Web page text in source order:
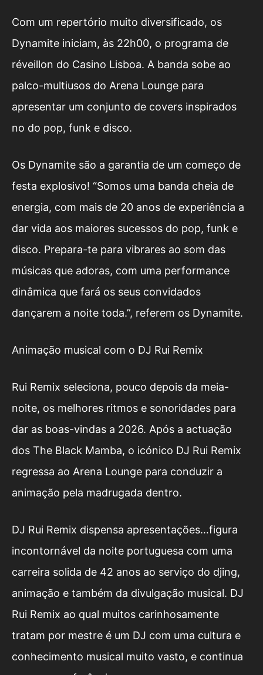
Com um repertório muito diversificado, os
Dynamite iniciam, às 22h00, o programa de
réveillon do Casino Lisboa. A banda sobe ao
palco-multiusos do Arena Lounge para
apresentar um conjunto de covers inspirados
no do pop, funk e disco.
Os Dynamite são a garantia de um começo de
festa explosivo! “Somos uma banda cheia de
energia, com mais de 20 anos de experiência a
dar vida aos maiores sucessos do pop, funk e
disco. Prepara-te para vibrares ao som das
músicas que adoras, com uma performance
dinâmica que fará os seus convidados
dançarem a noite toda.”, referem os Dynamite.
Animação musical com o DJ Rui Remix
Rui Remix seleciona, pouco depois da meia-
noite, os melhores ritmos e sonoridades para
dar as boas-vindas a 2026. Após a actuação
dos The Black Mamba, o icónico DJ Rui Remix
regressa ao Arena Lounge para conduzir a
animação pela madrugada dentro.
DJ Rui Remix dispensa apresentações…figura
incontornável da noite portuguesa com uma
carreira solida de 42 anos ao serviço do djing,
animação e também da divulgação musical. DJ
Rui Remix ao qual muitos carinhosamente
tratam por mestre é um DJ com uma cultura e
conhecimento musical muito vasto, e continua